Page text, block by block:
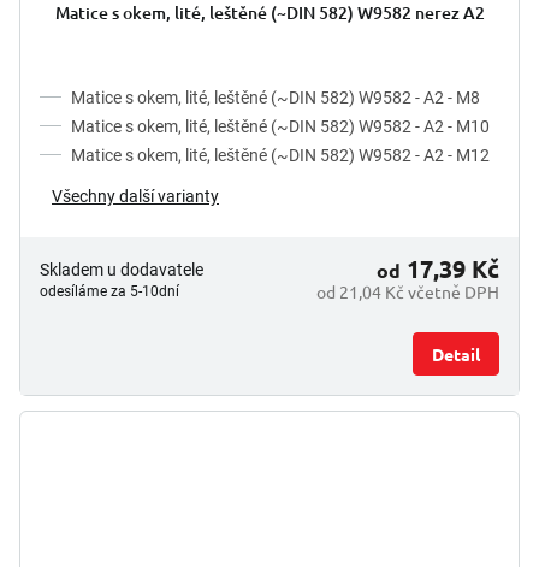
Matice s okem, lité, leštěné (~DIN 582) W9582 nerez A2
Matice s okem, lité, leštěné (~DIN 582) W9582 - A2 - M8
Matice s okem, lité, leštěné (~DIN 582) W9582 - A2 - M10
Matice s okem, lité, leštěné (~DIN 582) W9582 - A2 - M12
Všechny další varianty
Skladem u dodavatele
odesíláme za 5-10dní od 21,04 Kč včetně DPH
od 17,39 Kč
Detail